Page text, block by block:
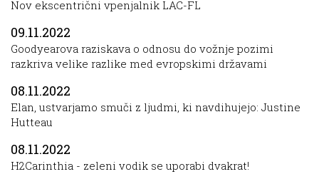
Nov ekscentrični vpenjalnik LAC-FL
09.11.2022
Goodyearova raziskava o odnosu do vožnje pozimi
razkriva velike razlike med evropskimi državami
08.11.2022
Elan, ustvarjamo smuči z ljudmi, ki navdihujejo: Justine
Hutteau
08.11.2022
H2Carinthia - zeleni vodik se uporabi dvakrat!